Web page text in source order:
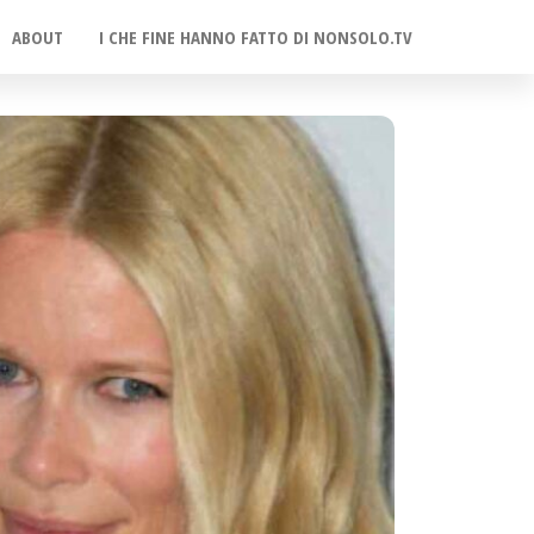
ABOUT I CHE FINE HANNO FATTO DI NONSOLO.TV